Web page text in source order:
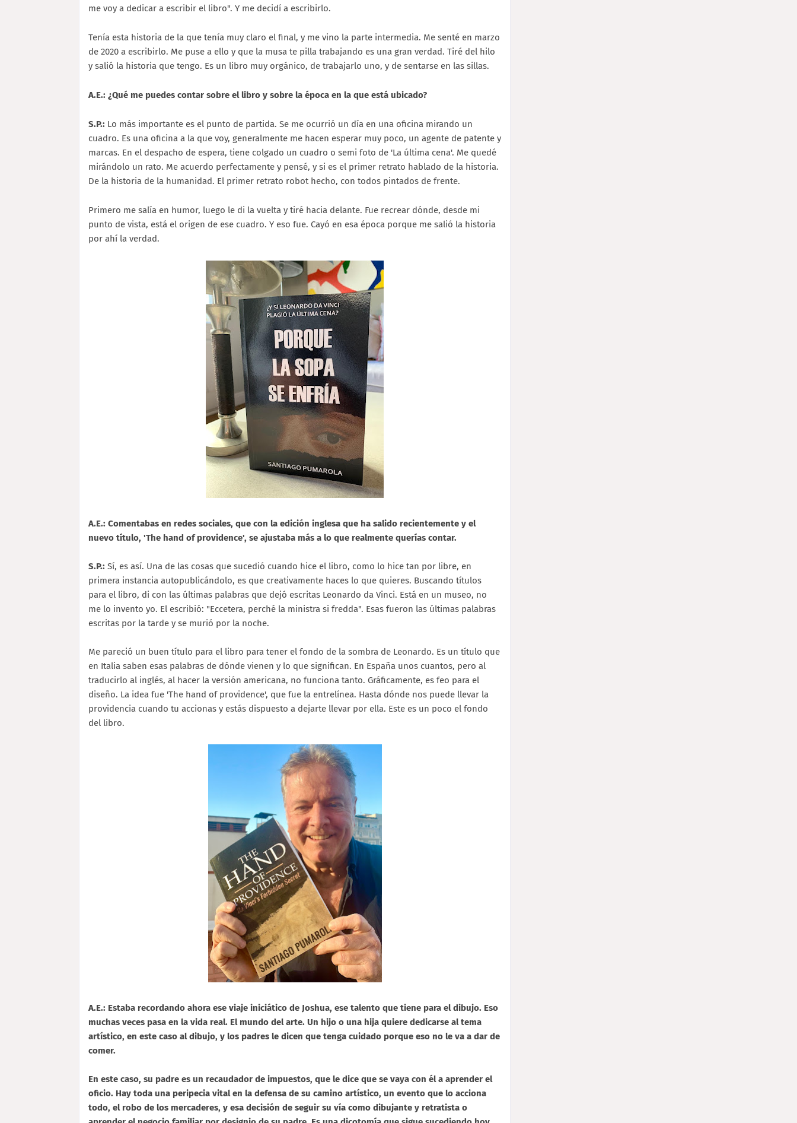
me voy a dedicar a escribir el libro". Y me decidí a escribirlo.
Tenía esta historia de la que tenía muy claro el final, y me vino la parte intermedia. Me senté en marzo
de 2020 a escribirlo. Me puse a ello y que la musa te pilla trabajando es una gran verdad. Tiré del hilo
y salió la historia que tengo. Es un libro muy orgánico, de trabajarlo uno, y de sentarse en las sillas.
A.E.: ¿Qué me puedes contar sobre el libro y sobre la época en la que está ubicado?
S.P.: Lo más importante es el punto de partida. Se me ocurrió un día en una oficina mirando un
cuadro. Es una oficina a la que voy, generalmente me hacen esperar muy poco, un agente de patente y
marcas. En el despacho de espera, tiene colgado un cuadro o semi foto de 'La última cena'. Me quedé
mirándolo un rato. Me acuerdo perfectamente y pensé, y si es el primer retrato hablado de la historia.
De la historia de la humanidad. El primer retrato robot hecho, con todos pintados de frente.
Primero me salía en humor, luego le di la vuelta y tiré hacia delante. Fue recrear dónde, desde mi
punto de vista, está el origen de ese cuadro. Y eso fue. Cayó en esa época porque me salió la historia
por ahí la verdad.
A.E.: Comentabas en redes sociales, que con la edición inglesa que ha salido recientemente y el
nuevo título, 'The hand of providence', se ajustaba más a lo que realmente querías contar.
S.P.: Sí, es así. Una de las cosas que sucedió cuando hice el libro, como lo hice tan por libre, en
primera instancia autopublicándolo, es que creativamente haces lo que quieres. Buscando títulos
para el libro, di con las últimas palabras que dejó escritas Leonardo da Vinci. Está en un museo, no
me lo invento yo. El escribió: "Eccetera, perché la ministra si fredda". Esas fueron las últimas palabras
escritas por la tarde y se murió por la noche.
Me pareció un buen título para el libro para tener el fondo de la sombra de Leonardo. Es un título que
en Italia saben esas palabras de dónde vienen y lo que significan. En España unos cuantos, pero al
traducirlo al inglés, al hacer la versión americana, no funciona tanto. Gráficamente, es feo para el
diseño. La idea fue 'The hand of providence', que fue la entrelínea. Hasta dónde nos puede llevar la
providencia cuando tu accionas y estás dispuesto a dejarte llevar por ella. Este es un poco el fondo
del libro.
A.E.: Estaba recordando ahora ese viaje iniciático de Joshua, ese talento que tiene para el dibujo. Eso
muchas veces pasa en la vida real. El mundo del arte. Un hijo o una hija quiere dedicarse al tema
artístico, en este caso al dibujo, y los padres le dicen que tenga cuidado porque eso no le va a dar de
comer.
En este caso, su padre es un recaudador de impuestos, que le dice que se vaya con él a aprender el
oficio. Hay toda una peripecia vital en la defensa de su camino artístico, un evento que lo acciona
todo, el robo de los mercaderes, y esa decisión de seguir su vía como dibujante y retratista o